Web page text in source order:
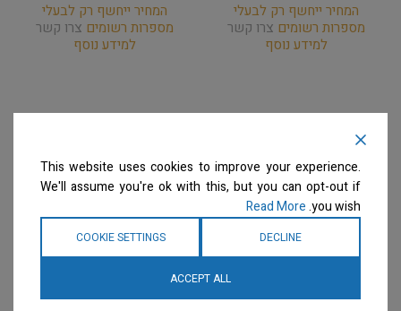
המחיר ייחשף רק לבעלי
מספרות רשומים צרו קשר
למידע נוסף
המחיר ייחשף רק לבעלי
מספרות רשומים צרו קשר
למידע נוסף
This website uses cookies to improve your experience.
We'll assume you're ok with this, but you can opt-out if
you wish.
Read More
DECLINE
COOKIE SETTINGS
ACCEPT ALL